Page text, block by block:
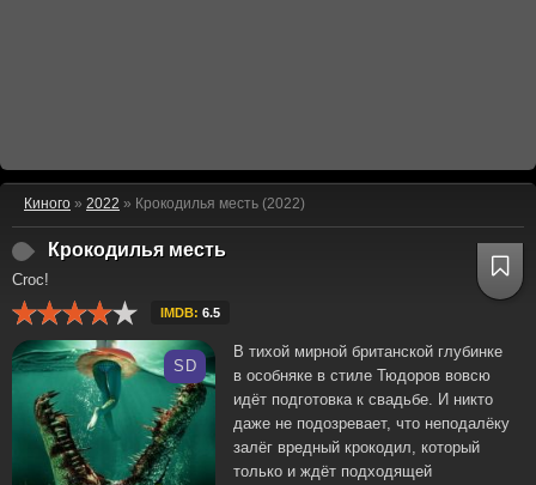
Киного » 2022 » Крокодилья месть (2022)
Крокодилья месть
Croc!
IMDB: 6.5
SD
В тихой мирной британской глубинке
в особняке в стиле Тюдоров вовсю
идёт подготовка к свадьбе. И никто
даже не подозревает, что неподалёку
залёг вредный крокодил, который
только и ждёт подходящей